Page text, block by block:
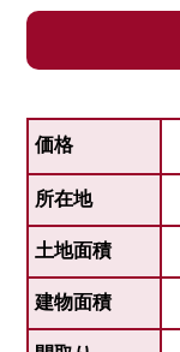
価格
所在地
土地面積
建物面積